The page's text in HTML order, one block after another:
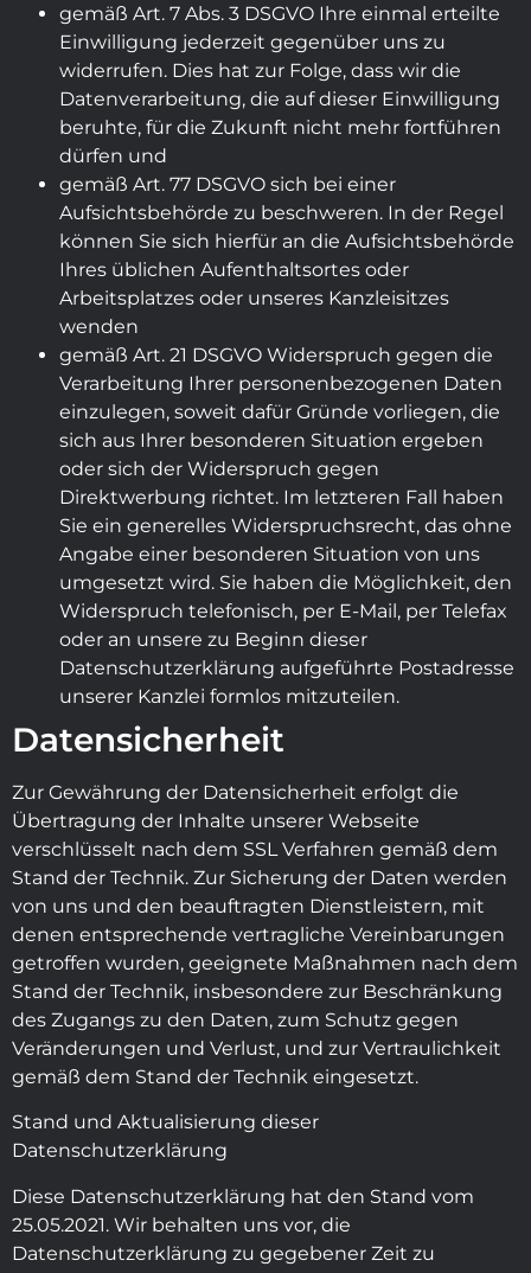
gemäß Art. 7 Abs. 3 DSGVO Ihre einmal erteilte
Einwilligung jederzeit gegenüber uns zu
widerrufen. Dies hat zur Folge, dass wir die
Datenverarbeitung, die auf dieser Einwilligung
beruhte, für die Zukunft nicht mehr fortführen
dürfen und
gemäß Art. 77 DSGVO sich bei einer
Aufsichtsbehörde zu beschweren. In der Regel
können Sie sich hierfür an die Aufsichtsbehörde
Ihres üblichen Aufenthaltsortes oder
Arbeitsplatzes oder unseres Kanzleisitzes
wenden
gemäß Art. 21 DSGVO Widerspruch gegen die
Verarbeitung Ihrer personenbezogenen Daten
einzulegen, soweit dafür Gründe vorliegen, die
sich aus Ihrer besonderen Situation ergeben
oder sich der Widerspruch gegen
Direktwerbung richtet. Im letzteren Fall haben
Sie ein generelles Widerspruchsrecht, das ohne
Angabe einer besonderen Situation von uns
umgesetzt wird. Sie haben die Möglichkeit, den
Widerspruch telefonisch, per E-Mail, per Telefax
oder an unsere zu Beginn dieser
Datenschutzerklärung aufgeführte Postadresse
unserer Kanzlei formlos mitzuteilen.
Datensicherheit
Zur Gewährung der Datensicherheit erfolgt die
Übertragung der Inhalte unserer Webseite
verschlüsselt nach dem SSL Verfahren gemäß dem
Stand der Technik. Zur Sicherung der Daten werden
von uns und den beauftragten Dienstleistern, mit
denen entsprechende vertragliche Vereinbarungen
getroffen wurden, geeignete Maßnahmen nach dem
Stand der Technik, insbesondere zur Beschränkung
des Zugangs zu den Daten, zum Schutz gegen
Veränderungen und Verlust, und zur Vertraulichkeit
gemäß dem Stand der Technik eingesetzt.
Stand und Aktualisierung dieser
Datenschutzerklärung
Diese Datenschutzerklärung hat den Stand vom
25.05.2021. Wir behalten uns vor, die
Datenschutzerklärung zu gegebener Zeit zu